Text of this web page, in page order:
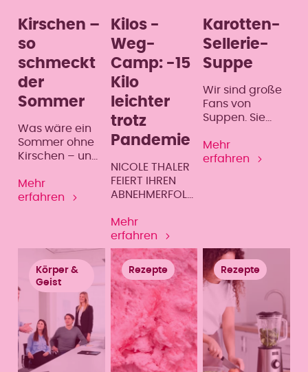
Kirschen –
so
schmeckt
der
Sommer
Was wäre ein
Sommer ohne
Kirschen – und
mit diesem
Steinobst keine
Mehr
erfahren
Kilos -
Weg-
Camp: -15
Kilo
leichter
trotz
Pandemie
NICOLE THALER
FEIERT IHREN
ABNEHMERFOLG
Mehr
erfahren
Karotten-
Sellerie-
Suppe
Wir sind große
Fans von
Suppen. Sie
gemacht und
bekömmlich für
deshalb sättigt
die Suppe auch
gut.
Mehr
erfahren
Körper &
Geist
Rezepte Rezepte